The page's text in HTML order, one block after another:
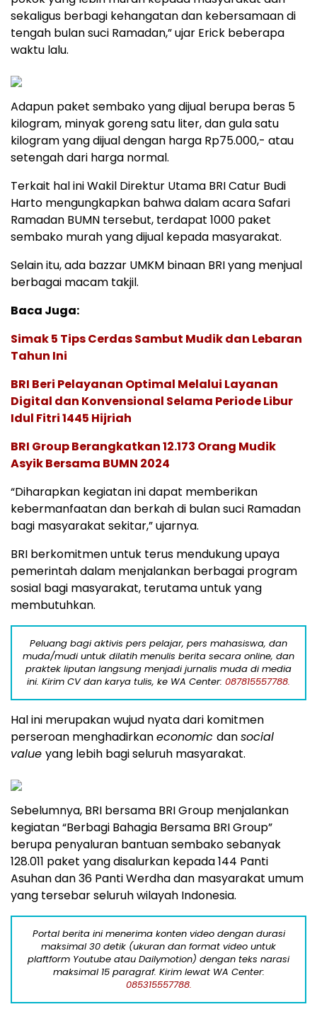
sekaligus berbagi kehangatan dan kebersamaan di
tengah bulan suci Ramadan,” ujar Erick beberapa
waktu lalu.
Adapun paket sembako yang dijual berupa beras 5
kilogram, minyak goreng satu liter, dan gula satu
kilogram yang dijual dengan harga Rp75.000,- atau
setengah dari harga normal.
Terkait hal ini Wakil Direktur Utama BRI Catur Budi
Harto mengungkapkan bahwa dalam acara Safari
Ramadan BUMN tersebut, terdapat 1000 paket
sembako murah yang dijual kepada masyarakat.
Selain itu, ada bazzar UMKM binaan BRI yang menjual
berbagai macam takjil.
Baca Juga:
Simak 5 Tips Cerdas Sambut Mudik dan Lebaran
Tahun Ini
BRI Beri Pelayanan Optimal Melalui Layanan
Digital dan Konvensional Selama Periode Libur
Idul Fitri 1445 Hijriah
BRI Group Berangkatkan 12.173 Orang Mudik
Asyik Bersama BUMN 2024
“Diharapkan kegiatan ini dapat memberikan
kebermanfaatan dan berkah di bulan suci Ramadan
bagi masyarakat sekitar,” ujarnya.
BRI berkomitmen untuk terus mendukung upaya
pemerintah dalam menjalankan berbagai program
sosial bagi masyarakat, terutama untuk yang
membutuhkan.
Peluang bagi aktivis pers pelajar, pers mahasiswa, dan
muda/mudi untuk dilatih menulis berita secara online, dan
praktek liputan langsung menjadi jurnalis muda di media
ini. Kirim CV dan karya tulis, ke WA Center: 087815557788.
Hal ini merupakan wujud nyata dari komitmen
perseroan menghadirkaneconomic dansocial
value yang lebih bagi seluruh masyarakat.
Sebelumnya, BRI bersama BRI Group menjalankan
kegiatan “Berbagi Bahagia Bersama BRI Group”
berupa penyaluran bantuan sembako sebanyak
128.011 paket yang disalurkan kepada 144 Panti
Asuhan dan 36 Panti Werdha dan masyarakat umum
yang tersebar seluruh wilayah Indonesia.
Portal berita ini menerima konten video dengan durasi
maksimal 30 detik (ukuran dan format video untuk
plaftform Youtube atau Dailymotion) dengan teks narasi
maksimal 15 paragraf. Kirim lewat WA Center:
085315557788.